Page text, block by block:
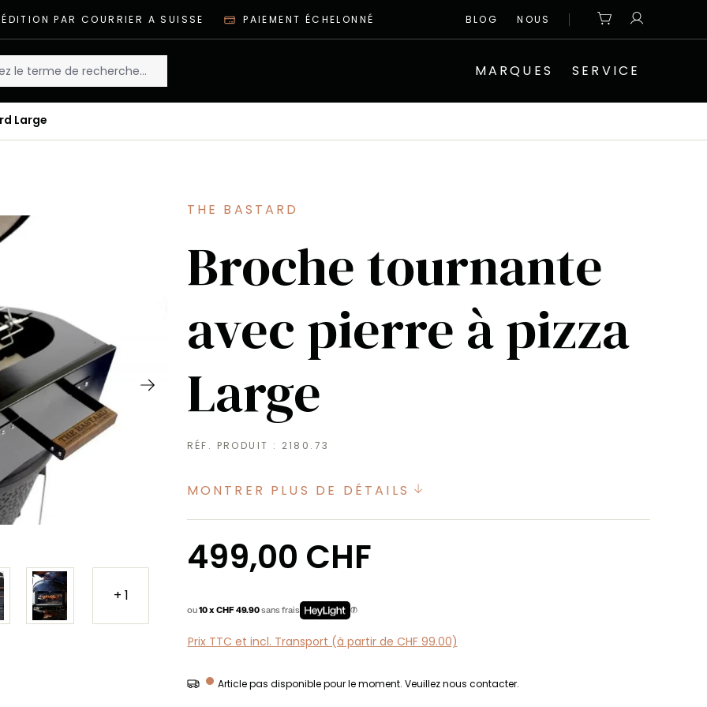
PAR COURRIER A SUISSE PAIEMENT ÉCHELONNÉ BLOG NOUS
MARQUES SERVICE
Large
+ 1
THE BASTARD
Broche tournante
avec pierre à pizza
Large
RÉF. PRODUIT : 2180.73
MONTRER PLUS DE DÉTAILS
Prix régulier :
499,00 CHF
ou10 x CHF 49.90sans frais
Prix TTC et incl. Transport (à partir de CHF 99.00)
Article pas disponible pour le moment. Veuillez nous contacter.